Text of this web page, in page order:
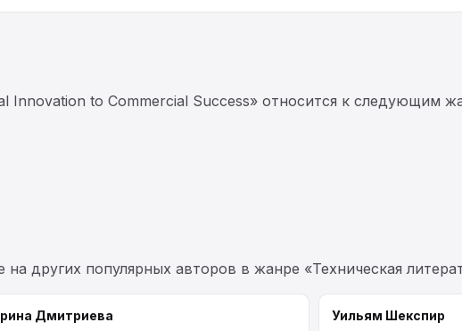
Innovation to Commercial Success» относится к следующим
других популярных авторов в жанре «Техническая
Дмитриева Уильям Шекспир